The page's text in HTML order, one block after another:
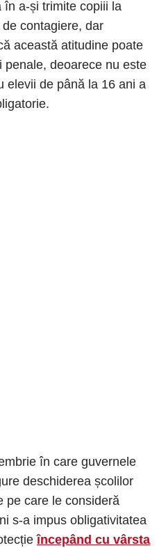
în a-și trimite copiii la
contagiere, dar
această atitudine poate
deoarece nu este
elevii de până la 16 ani a
în care guvernele
deschiderea școlilor
pe care le consideră
s-a impus obligativitatea
începând cu vârsta